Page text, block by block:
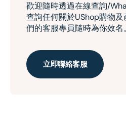
歡迎隨時透過在線查詢/
查詢任何關於UShop購物
們的客服專員隨時為你效名。
立即聯絡客服